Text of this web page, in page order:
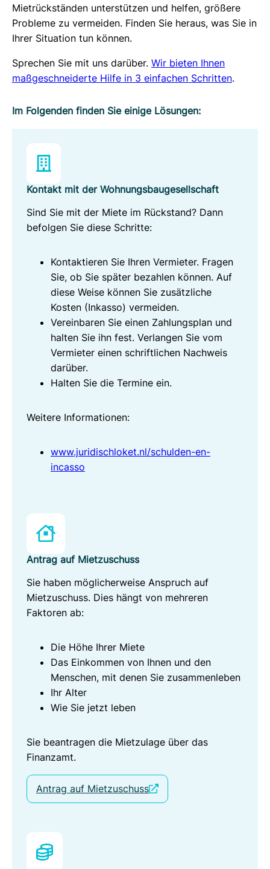
Mietrückständen unterstützen und helfen, größere
Probleme zu vermeiden. Finden Sie heraus, was Sie in
Ihrer Situation tun können.
Sprechen Sie mit uns darüber. Wir bieten Ihnen
maßgeschneiderte Hilfe in 3 einfachen Schritten.
Im Folgenden finden Sie einige Lösungen:
Kontakt mit der Wohnungsbaugesellschaft
Sind Sie mit der Miete im Rückstand? Dann
befolgen Sie diese Schritte:
Kontaktieren Sie Ihren Vermieter. Fragen
Sie, ob Sie später bezahlen können. Auf
diese Weise können Sie zusätzliche
Kosten (Inkasso) vermeiden.
Vereinbaren Sie einen Zahlungsplan und
halten Sie ihn fest. Verlangen Sie vom
Vermieter einen schriftlichen Nachweis
darüber.
Halten Sie die Termine ein.
Weitere Informationen:
www.juridischloket.nl/schulden-en-
incasso
Antrag auf Mietzuschuss
Sie haben möglicherweise Anspruch auf
Mietzuschuss. Dies hängt von mehreren
Faktoren ab:
Die Höhe Ihrer Miete
Das Einkommen von Ihnen und den
Menschen, mit denen Sie zusammenleben
Ihr Alter
Wie Sie jetzt leben
Sie beantragen die Mietzulage über das
Finanzamt.
Antrag auf Mietzuschuss